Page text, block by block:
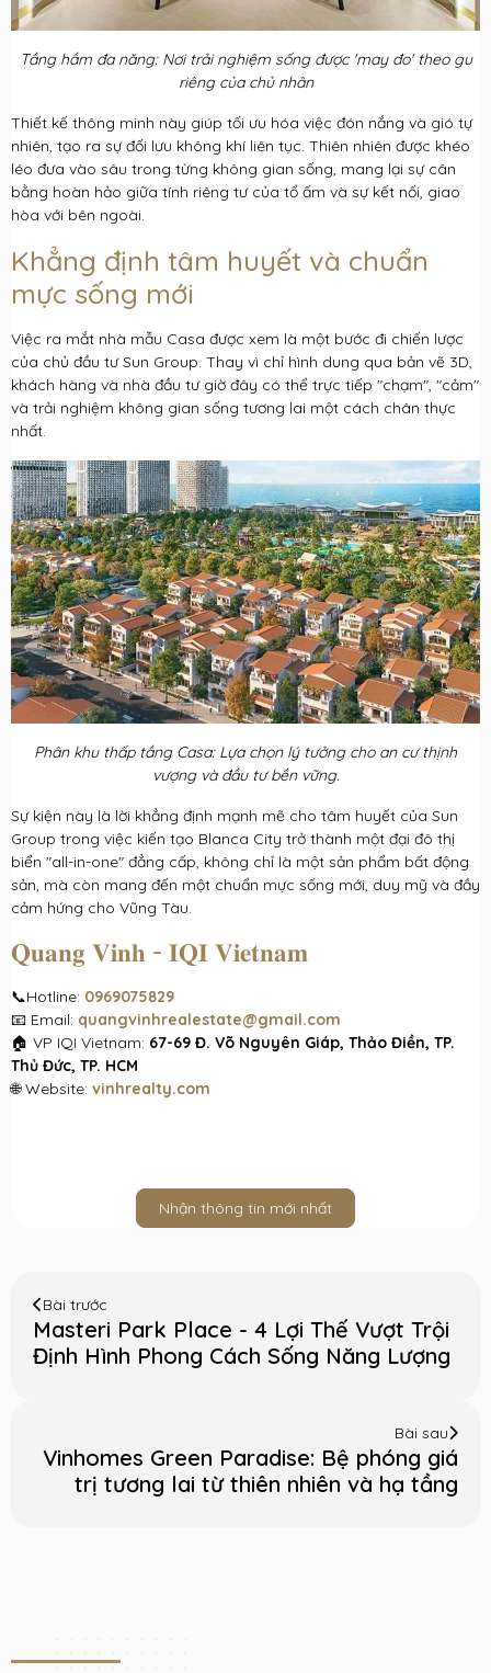
Tầng hầm đa năng: Nơi trải nghiệm sống được 'may đo' theo gu
riêng của chủ nhân
Thiết kế thông minh này giúp tối ưu hóa việc đón nắng và gió tự
nhiên, tạo ra sự đối lưu không khí liên tục. Thiên nhiên được khéo
léo đưa vào sâu trong từng không gian sống, mang lại sự cân
bằng hoàn hảo giữa tính riêng tư của tổ ấm và sự kết nối, giao
hòa với bên ngoài.
Khẳng định tâm huyết và chuẩn
mực sống mới
Việc ra mắt nhà mẫu Casa được xem là một bước đi chiến lược
của chủ đầu tư Sun Group. Thay vì chỉ hình dung qua bản vẽ 3D,
khách hàng và nhà đầu tư giờ đây có thể trực tiếp "chạm", "cảm"
và trải nghiệm không gian sống tương lai một cách chân thực
nhất.
Phân khu thấp tầng Casa: Lựa chọn lý tưởng cho an cư thịnh
vượng và đầu tư bền vững.
Sự kiện này là lời khẳng định mạnh mẽ cho tâm huyết của Sun
Group trong việc kiến tạo Blanca City trở thành một đại đô thị
biển "all-in-one" đẳng cấp, không chỉ là một sản phẩm bất động
sản, mà còn mang đến một chuẩn mực sống mới, duy mỹ và đầy
cảm hứng cho Vũng Tàu.
𝐐𝐮𝐚𝐧𝐠 𝐕𝐢𝐧𝐡 - 𝐈𝐐𝐈 𝐕𝐢𝐞𝐭𝐧𝐚𝐦
📞Hotline: 0969075829
📧 Email: quangvinhrealestate@gmail.com
🏠 VP IQI Vietnam: 67-69 Đ. Võ Nguyên Giáp, Thảo Điền, TP.
Thủ Đức, TP. HCM
🌐 Website: vinhrealty.com
Nhận thông tin mới nhất
Bài trước
Masteri Park Place - 4 Lợi Thế Vượt Trội
Định Hình Phong Cách Sống Năng Lượng
Bài sau
Vinhomes Green Paradise: Bệ phóng giá
trị tương lai từ thiên nhiên và hạ tầng